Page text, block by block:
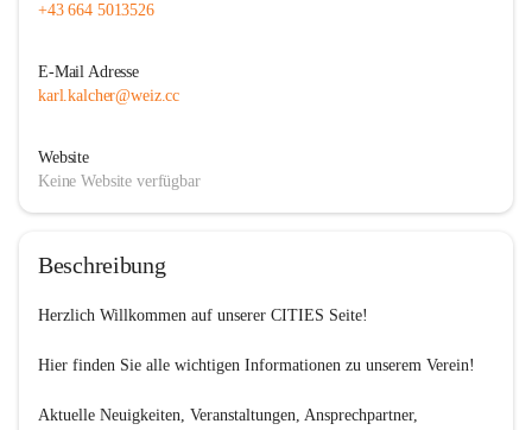
+43 664 5013526
E-Mail Adresse
karl.kalcher@weiz.cc
Website
Keine Website verfügbar
Beschreibung
Herzlich Willkommen auf unserer CITIES Seite!
Hier finden Sie alle wichtigen Informationen zu unserem Verein!
Aktuelle Neuigkeiten, Veranstaltungen, Ansprechpartner,